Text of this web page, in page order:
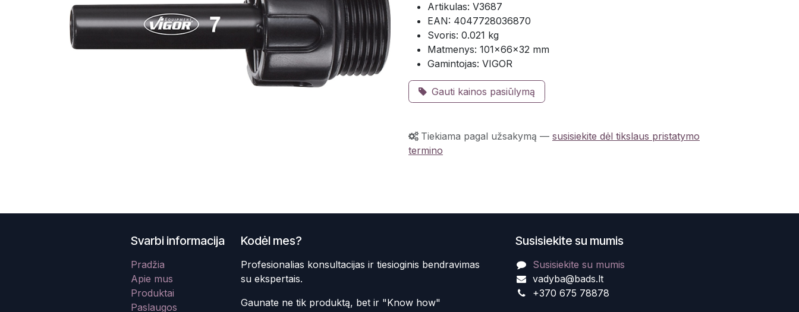
Artikulas: V3687
EAN: 4047728036870
Svoris: 0.021 kg
Matmenys: 101×66×32 mm
Gamintojas: VIGOR
Gauti kainos pasiūlymą
Tiekiama pagal užsakymą — susisiekite dėl tikslaus pristatymo
termino
Susisiekite su mumis
Susisiekite su mumis
vadyba@bads.lt
+370 675 78878
Kodėl mes?
Profesionalias konsultacijas ir tiesioginis bendravimas
su ekspertais.
Gaunate ne tik produktą, bet ir "Know how"
Svarbi informacija
Pradžia
Apie mus
Produktai
Paslaugos